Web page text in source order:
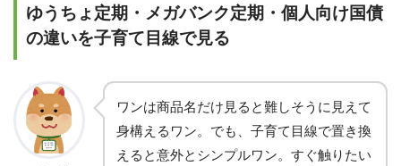
ゆうちょ定期・メガバンク定期・個人向け国債
の違いを子育て目線で見る
ワンは商品名だけ見ると難しそうに見えて
身構えるワン。でも、子育て目線で置き換
えると意外とシンプルワン。すぐ触りたい